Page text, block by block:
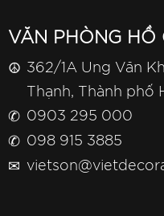
VĂN PHÒNG HỒ
☮ 362/1A Ung Văn
Thạnh, Thành phố
✆ 0903 295 000
✆ 098 915 3885
✉